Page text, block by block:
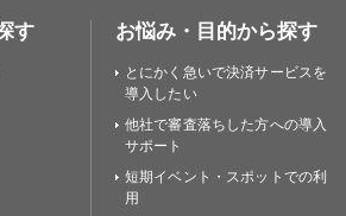
す お悩み・目的から探す
とにかく急いで決済サービスを
導入したい
他社で審査落ちした方への導入
サポート
短期イベント・スポットでの利
用